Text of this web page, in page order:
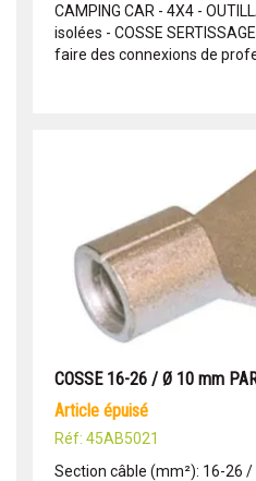
CAMPING CAR - 4X4 -
isolées - COSSE
faire des connexions de
COSSE 16-26 / Ø 10 mm
article épuisé
Réf: 45AB5021
Section câble (mm²): 16-26 /